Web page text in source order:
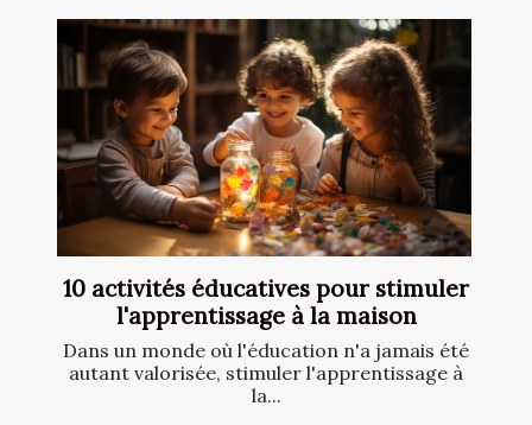
10 activités éducatives pour stimuler
l'apprentissage à la maison
Dans un monde où l'éducation n'a jamais été
autant valorisée, stimuler l'apprentissage à
la...